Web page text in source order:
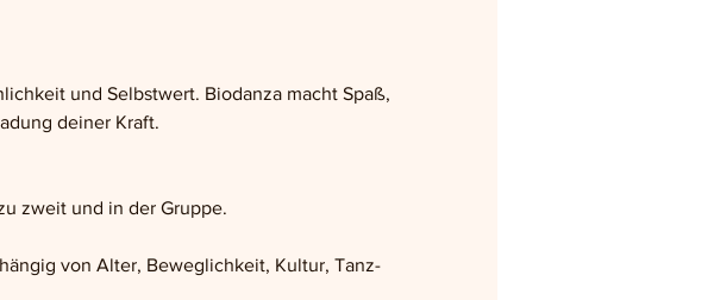
und Selbstwert. Biodanza macht Spaß,
deiner Kraft.
zweit und in der Gruppe.
von Alter, Beweglichkeit, Kultur, Tanz-